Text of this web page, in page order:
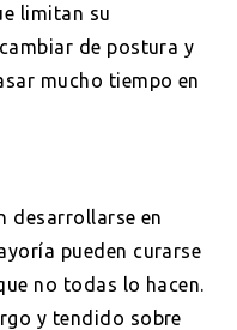
limitan su
de postura y
mucho tiempo en
desarrollarse en
pueden curarse
no todas lo hacen.
y tendido sobre